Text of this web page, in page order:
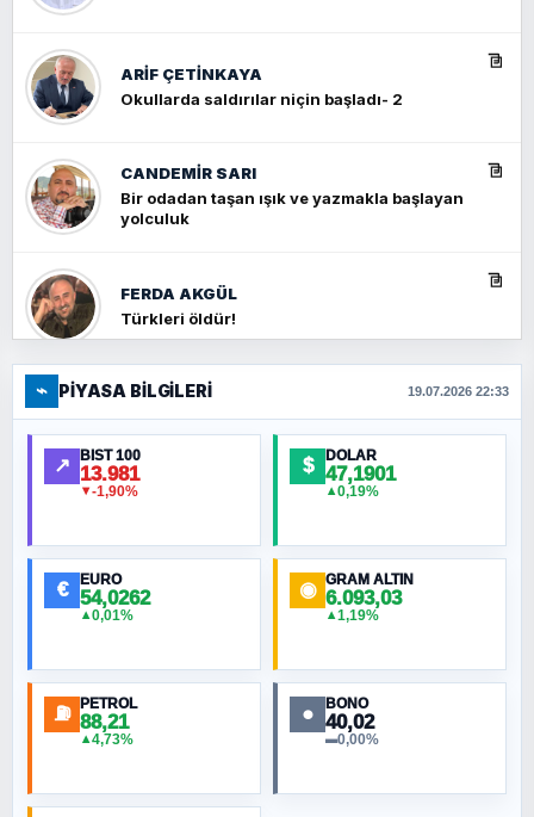
ARIF ÇETİNKAYA
Okullarda saldırılar niçin başladı- 2
CANDEMIR SARI
Bir odadan taşan ışık ve yazmakla başlayan
yolculuk
FERDA AKGÜL
Türkleri öldür!
FERHAT BÜYÜKKALKAN
Ankara Zirvesi: NATO Toplantısı mı, Yeni
Ortadoğu Haritasının Provası mı?
MURAT ÖZKAN
NURETTIN BÖLÜK
⌁ PIYASA BILGILERI 19.07.2026 22:33
↗ BIST 100
13.981
▼-1,90%
$ DOLAR
47,1901
▲0,19%
€ EURO
54,0262
▲0,01%
◉ GRAM ALTIN
6.093,03
▲1,19%
⛽ PETROL
88,21
▲4,73%
● BONO
40,02
▬0,00%